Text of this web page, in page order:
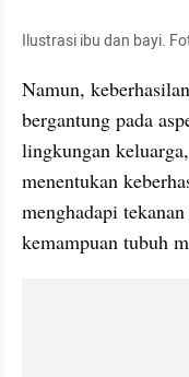
Ilustrasi ibu dan bayi.
Namun,
bergantung pada
lingkungan
menentukan
menghadapi
kemampuan tubuh